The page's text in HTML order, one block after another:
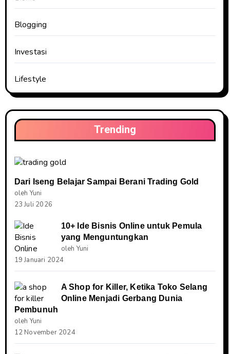
Blogging
Investasi
Lifestyle
Trending
Dari Iseng Belajar Sampai Berani Trading Gold
oleh Yuni
23 Juli 2026
10+ Ide Bisnis Online untuk Pemula
yang Menguntungkan
oleh Yuni
19 Januari 2024
A Shop for Killer, Ketika Toko Selang
Online Menjadi Gerbang Dunia
Pembunuh
oleh Yuni
12 November 2024